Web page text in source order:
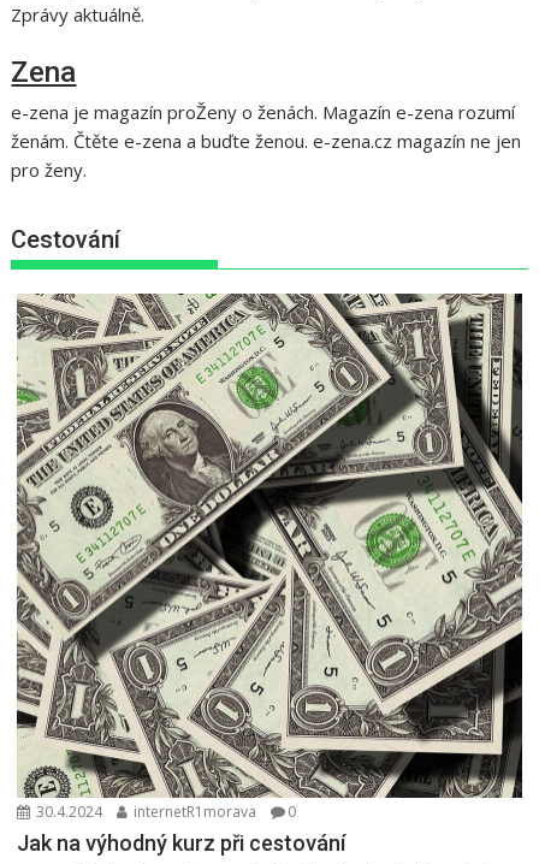
Zprávy aktuálně.
Zena
e-zena je magazín proŽeny o ženách. Magazín e-zena rozumí
ženám. Čtěte e-zena a buďte ženou. e-zena.cz magazín ne jen
pro ženy.
Cestování
30.4.2024 internetR1morava 0
Jak na výhodný kurz při cestování